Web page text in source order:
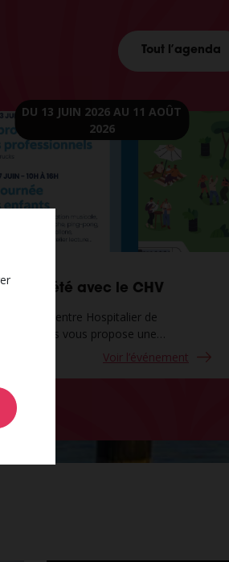
Tout l’agenda
DU 13 JUIN 2026 AU 11 AOÛT
2026
air d’été avec le CHV
Cet été, le Centre Hospitalier de
Valenciennes vous propose une…
Voir l’événement